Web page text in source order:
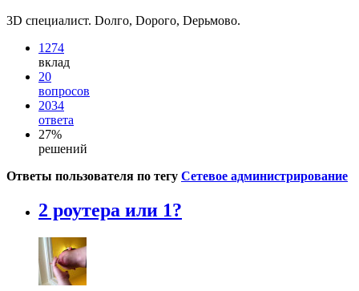
3D специалист. Dолго, Dорого, Dерьмово.
1274
вклад
20
вопросов
2034
ответа
27%
решений
Ответы пользователя по тегу Сетевое администрирование
2 роутера или 1?